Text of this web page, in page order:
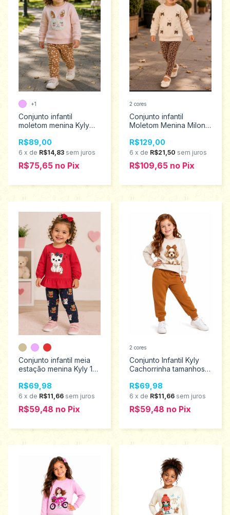
Conjunto infantil
moletom menina Kyly
1001512
R$89,00
6 x de R$14,83 sem juros
R$75,65 no Pix
+1
Conjunto infantil
Moletom Menina Milon 2
R$129,00
6 x de R$21,50 sem juros
R$109,65 no Pix
2 cores
Conjunto infantil meia
estação menina Kyly 1
R$69,98
6 x de R$11,66 sem juros
R$59,48 no Pix
Conjunto Infantil Kyly
Cachorrinha tamanhos 4
R$69,98
6 x de R$11,66 sem juros
R$59,48 no Pix
2 cores